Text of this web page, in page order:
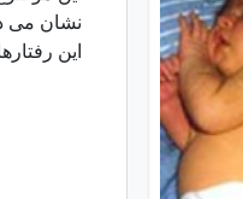
نشان می
این